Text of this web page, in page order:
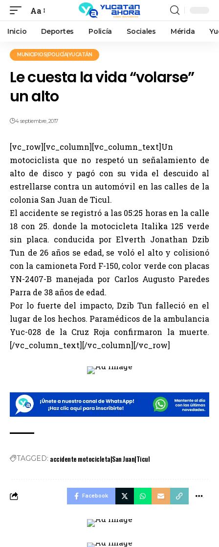
Aa
Inicio Deportes Policía Sociales Mérida
MUNICIPIOS|POLICÍA|YUCATÁN
Le cuesta la vida “volarse”
un alto
4 septiembre, 2017
[vc_row][vc_column][vc_column_text]Un
motociclista que no respetó un señalamiento de
alto de disco y pagó con su vida el descuido al
estrellarse contra un automóvil en las calles de la
colonia San Juan de Ticul.
El accidente se registró a las 05:25 horas en la calle
18 con 25. donde la motocicleta Italika 125 verde
sin placa. conducida por Elverth Jonathan Dzib
Tun de 26 años se edad, se voló el alto y colisionó
con la camioneta Ford F-150, color verde con placas
YN-2407-B manejada por Carlos Augusto Paredes
Parra de 38 años de edad.
Por lo fuerte del impacto, Dzib Tun falleció en el
lugar de los hechos. Paramédicos de la ambulancia
Yuc-028 de la Cruz Roja confirmaron la muerte.
[/vc_column_text][/vc_column][/vc_row]
TAGGED: accidente motocicleta|San Juan|Ticul
Facebook